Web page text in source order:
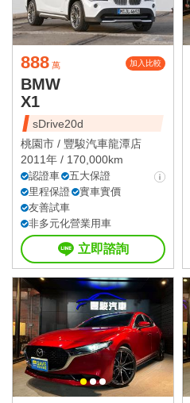
888 萬 加入比較
BMW
X1
sDrive20d
桃園市 / 豐駿汽車龍潭店
2011年 / 170,000km
認證車
五大保證
里程保證
實車實價
友善試車
非多元化營業用車
立即諮詢